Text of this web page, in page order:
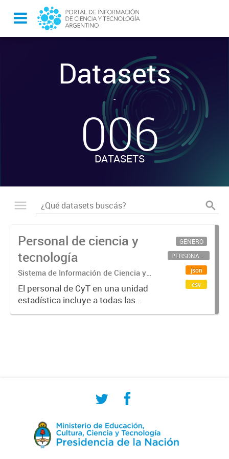
Datasets
-
006
DATASETS
Personal de ciencia y
tecnología
Sistema de Información de Ciencia y
Tecnología Argentino (SICYTAR)
El personal de CyT en una unidad
estadística incluye a todas las
personas involucradas
GÉNERO
PERSONAL CIENTÍFICO-TECNOLÓGICO
json
csv